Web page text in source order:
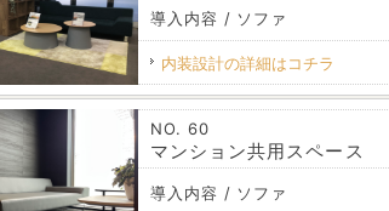
導入内容 / ソファ
内装設計の詳細はコチラ
NO. 60
マンション共用スペース
導入内容 / ソファ